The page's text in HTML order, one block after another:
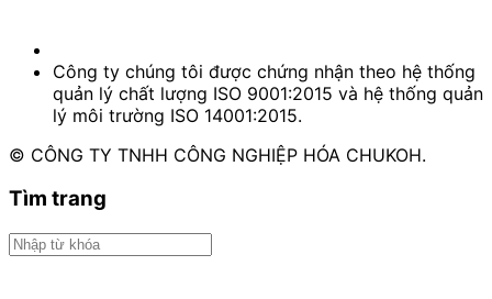
Công ty chúng tôi được chứng nhận theo hệ thống
quản lý chất lượng ISO 9001:2015 và hệ thống quản
lý môi trường ISO 14001:2015.
© CÔNG TY TNHH CÔNG NGHIỆP HÓA CHUKOH.
Tìm trang